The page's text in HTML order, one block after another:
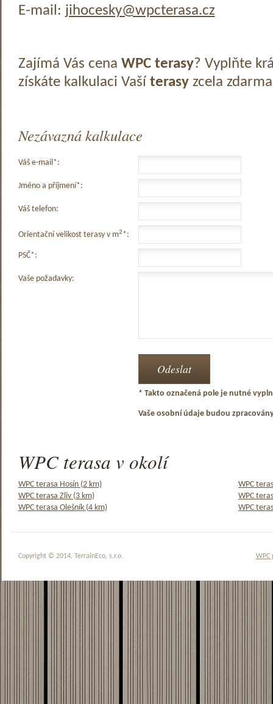
E-mail: jihocesky@wpcterasa.cz
Zajímá Vás cena WPC terasy? Vyplňte
získáte kalkulaci Vaší terasyzcela
Nezávazná kalkulace
Váš e-mail*:
Jméno a příjmení*:
Váš telefon:
Orientační velikost terasy v m2*:
PSČ*:
Vaše požadavky:
* Takto označená pole je nutné
Vaše osobní údaje budou
WPC terasa v okolí
WPC terasa Hosín (2 km)
WPC
WPC terasa Zliv (3 km)
WPC
WPC terasa Olešník (4 km)
WPC
WPC
Copyright © 2014, TerrainEco, s.r.o.